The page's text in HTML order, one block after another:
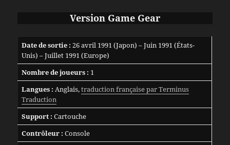
Version Game Gear
Date de sortie : 26 avril 1991 (Japon) – Juin 1991 (États-
Unis) – Juillet 1991 (Europe)
Nombre de joueurs : 1
Langues : Anglais,traduction française par Terminus
Traduction
Support : Cartouche
Contrôleur : Console